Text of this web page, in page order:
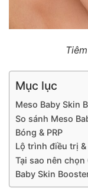
Mục lục
Meso Baby Skin
So sánh Meso
Bóng & PRP
Lộ trình điều trị
Tại sao nên
Baby Skin